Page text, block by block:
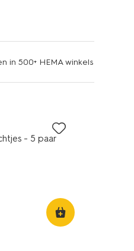
in 500+ HEMA winkels
- 5 paar